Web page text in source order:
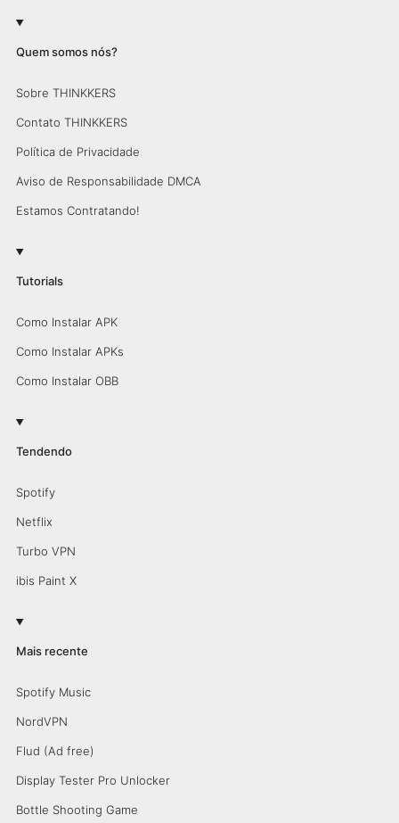
Quem somos nós?
Sobre THINKKERS
Contato THINKKERS
Política de Privacidade
Aviso de Responsabilidade DMCA
Estamos Contratando!
Tutorials
Como Instalar APK
Como Instalar APKs
Como Instalar OBB
Tendendo
Spotify
Netflix
Turbo VPN
ibis Paint X
Mais recente
Spotify Music
NordVPN
Flud (Ad free)
Display Tester Pro Unlocker
Bottle Shooting Game